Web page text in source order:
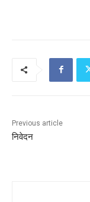
Previous article
निवेदन